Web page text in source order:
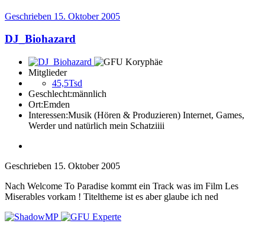
Geschrieben 15. Oktober 2005
DJ_Biohazard
Mitglieder
45,5Tsd
Geschlecht:männlich
Ort:Emden
Interessen:Musik (Hören & Produzieren) Internet, Games,
Werder und natürlich mein Schatziiii
Geschrieben 15. Oktober 2005
Nach Welcome To Paradise kommt ein Track was im Film Les
Miserables vorkam ! Titeltheme ist es aber glaube ich ned